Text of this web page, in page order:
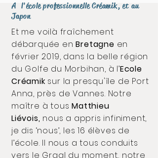
A l'école professionnelle Créamik, et au
Japon
Et me voilà fraîchement
débarquée enBretagne en
février 2019, dans la belle région
du Golfe du Morbihan, à l’Ecole
Créamik sur la presqu'île de Port
Anna, près de Vannes. Notre
maître à tousMatthieu
Liévois, nous a appris infiniment,
je dis ‘nous’, les 16 élèves de
l’école. Il nous a tous conduits
vers le Graal du moment.. notre